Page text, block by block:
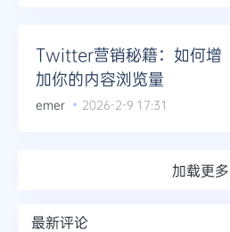
Twitter营销秘籍：如何增
加你的内容浏览量
emer 2026-2-9 17:31
加载更多
最新评论